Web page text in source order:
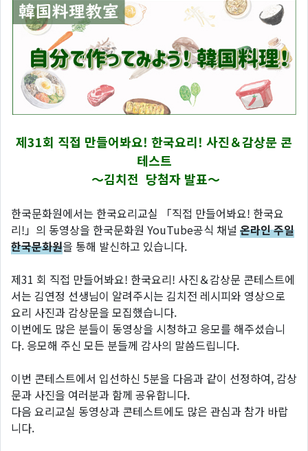
제31회 직접 만들어봐요! 한국요리! 사진＆감상문 콘
테스트
～김치전 당첨자 발표～
한국문화원에서는 한국요리교실 「직접 만들어봐요! 한국요
리!」의 동영상을 한국문화원 YouTube공식 채널 온라인 주일
한국문화원을 통해 발신하고 있습니다.
제31 회 직접 만들어봐요! 한국요리! 사진＆감상문 콘테스트에
서는 김연정 선생님이 알려주시는 김치전 레시피와 영상으로
요리 사진과 감상문을 모집했습니다.
이번에도 많은 분들이 동영상을 시청하고 응모를 해주셨습니
다. 응모해 주신 모든 분들께 감사의 말씀드립니다.
이번 콘테스트에서 입선하신 5분을 다음과 같이 선정하여, 감상
문과 사진을 여러분과 함께 공유합니다.
다음 요리교실 동영상과 콘테스트에도 많은 관심과 참가 바랍
니다.